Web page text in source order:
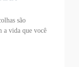
são
a vida que você